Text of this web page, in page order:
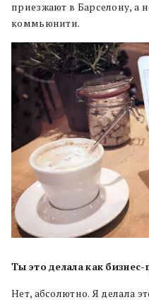
приезжают в Барселону, а
коммьюнити.
Ты это делалакак бизнес-
Нет, абсолютно. Я делала